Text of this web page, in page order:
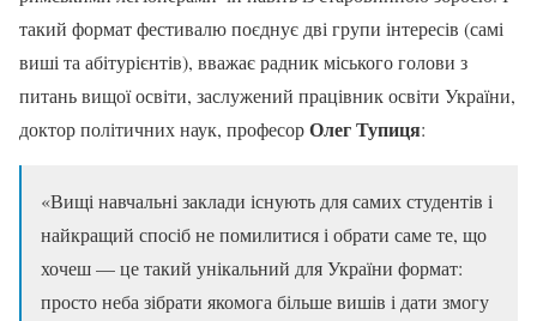
такий формат фестивалю поєднує дві групи інтересів (самі
виші та абітурієнтів), вважає радник міського голови з
питань вищої освіти, заслужений працівник освіти України,
доктор політичних наук, професорОлег Тупиця:
«Вищі навчальні заклади існують для самих студентів і
найкращий спосіб не помилитися і обрати саме те, що
хочеш — це такий унікальний для України формат:
просто неба зібрати якомога більше вишів і дати змогу